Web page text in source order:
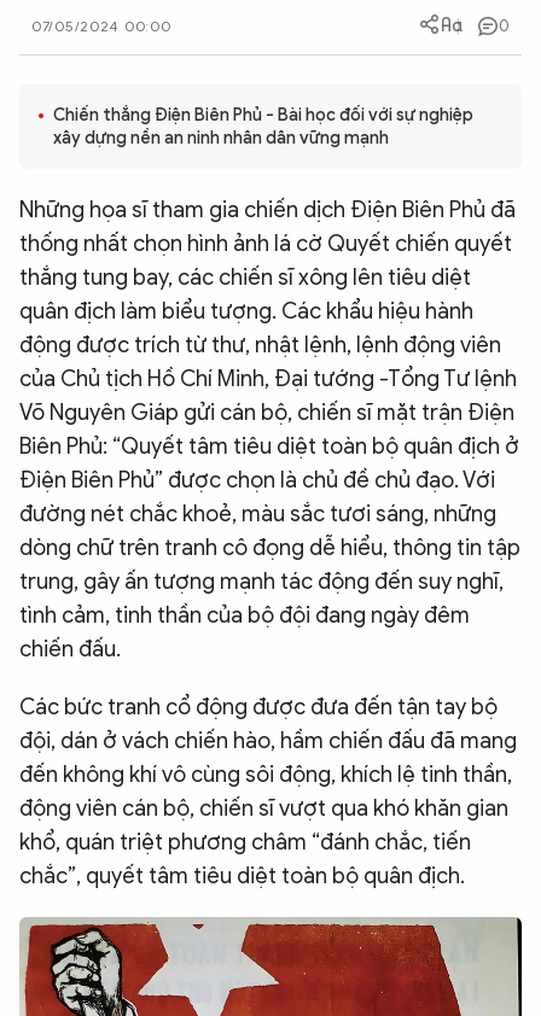
QUỐC TẾ
VĂN HÓA - THỂ THAO
ĐA PHƯƠNG TIỆN
eMagazine
Podcast
Video Ảnh
Infographic
Chuyên trang An ninh thế giới Văn nghệ Công an
07/05/2024 00:00 0
Chiến thắng Điện Biên Phủ - Bài học đối với sự nghiệp
xây dựng nền an ninh nhân dân vững mạnh
Những họa sĩ tham gia chiến dịch Điện Biên Phủ đã
thống nhất chọn hình ảnh lá cờ Quyết chiến quyết
thắng tung bay, các chiến sĩ xông lên tiêu diệt
quân địch làm biểu tượng. Các khẩu hiệu hành
động được trích từ thư, nhật lệnh, lệnh động viên
của Chủ tịch Hồ Chí Minh, Đại tướng -Tổng Tư lệnh
Võ Nguyên Giáp gửi cán bộ, chiến sĩ mặt trận Điện
Biên Phủ: “Quyết tâm tiêu diệt toàn bộ quân địch ở
Điện Biên Phủ” được chọn là chủ đề chủ đạo. Với
đường nét chắc khoẻ, màu sắc tươi sáng, những
dòng chữ trên tranh cô đọng dễ hiểu, thông tin tập
trung, gây ấn tượng mạnh tác động đến suy nghĩ,
tình cảm, tinh thần của bộ đội đang ngày đêm
chiến đấu.
Các bức tranh cổ động được đưa đến tận tay bộ
đội, dán ở vách chiến hào, hầm chiến đấu đã mang
đến không khí vô cùng sôi động, khích lệ tinh thần,
động viên cán bộ, chiến sĩ vượt qua khó khăn gian
khổ, quán triệt phương châm “đánh chắc, tiến
chắc”, quyết tâm tiêu diệt toàn bộ quân địch.